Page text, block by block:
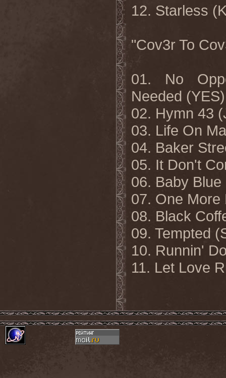
12. Starless
"Cov3r To
01. No
Needed (YES)
02. Hymn 43
03. Life On
04. Baker
05. It Don't
06. Baby
07. One More
08. Black
09. Tempted
10. Runnin'
11. Let Love